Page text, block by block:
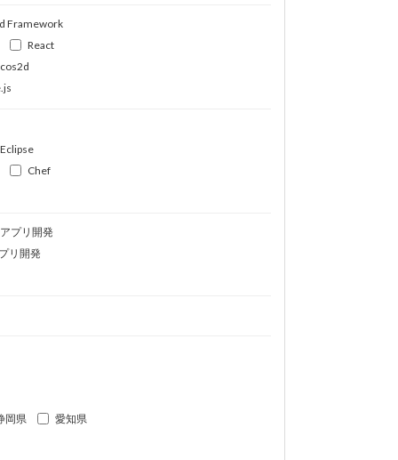
Framework
React
Eclipse
Chef
プリ開発
リ開発
岡県
愛知県